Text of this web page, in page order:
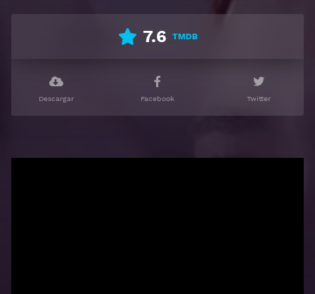
7.6 TMDB
Descargar Facebook Twitter